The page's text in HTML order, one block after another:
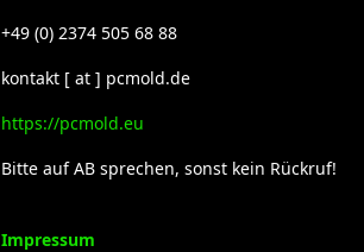
+49 (0) 2374 505 68 88
kontakt [ at ] pcmold.de
https://pcmold.eu
Bitte auf AB sprechen, sonst kein Rückruf!
Impressum